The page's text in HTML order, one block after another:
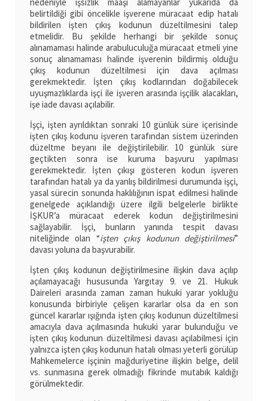
nedeniyle işsizlik maaşı alamayanlar yukarıda da
belirtildiği gibi öncelikle işverene müracaat edip hatalı
bildirilen işten çıkış kodunun düzeltilmesini talep
etmelidir. Bu şekilde herhangi bir şekilde sonuç
alınamaması halinde arabuluculuğa müracaat etmeli yine
sonuç alınamaması halinde işverenin bildirmiş olduğu
çıkış kodunun düzeltilmesi için dava açılması
gerekmektedir. İşten çıkış kodlarından doğabilecek
uyuşmazlıklarda işçi ile işveren arasında işçilik alacakları,
işe iade davası açılabilir.
İşçi, işten ayrıldıktan sonraki 10 günlük süre içerisinde
işten çıkış kodunu işveren tarafından sistem üzerinden
düzeltme beyanı ile değiştirilebilir. 10 günlük süre
geçtikten sonra ise kuruma başvuru yapılması
gerekmektedir. İşten çıkışı gösteren kodun işveren
tarafından hatalı ya da yanlış bildirilmesi durumunda işçi,
yasal sürecin sonunda haklılığının ispat edilmesi halinde
genelgede açıklandığı üzere ilgili belgelerle birlikte
İŞKUR’a müracaat ederek kodun değiştirilmesini
sağlayabilir. İşçi, bunların yanında tespit davası
niteliğinde olan “işten çıkış kodunun değiştirilmesi”
davası yoluna da başvurabilir.
İşten çıkış kodunun değiştirilmesine ilişkin dava açılıp
açılamayacağı hususunda Yargıtay 9. ve 21. Hukuk
Daireleri arasında zaman zaman hukuki yarar yokluğu
konusunda birbiriyle çelişen kararlar olsa da en son
güncel kararlar ışığında işten çıkış kodunun düzeltilmesi
amacıyla dava açılmasında hukuki yarar bulunduğu ve
işten çıkış kodunun düzeltilmesi davası açılabilmesi için
yalnızca işten çıkış kodunun hatalı olması yeterli görülüp
Mahkemelerce işçinin mağduriyetine ilişkin belge, delil
vs. sunmasına gerek olmadığı fikrinde mutabık kaldığı
görülmektedir.